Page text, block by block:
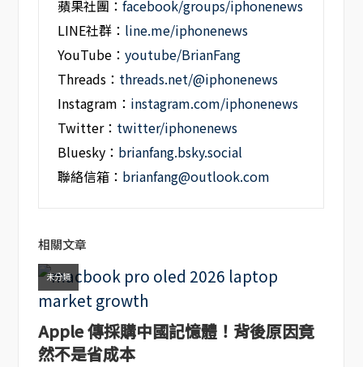
蘋果社團：facebook/groups/iphonenews
LINE社群： line.me/iphonenews
YouTube：youtube/BrianFang
Threads： threads.net/@iphonenews
Instagram： instagram.com/iphonenews
Twitter： twitter/iphonenews
Bluesky： brianfang.bsky.social
聯絡信箱： brianfang@outlook.com
相關文章
未分類
Apple 傳採購中國記憶體！背後原因竟
然不是省成本